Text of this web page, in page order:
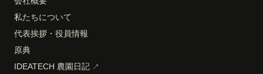
私たちについて
代表挨拶・役員情報
原典
IDEATECH 農園日記 ↗